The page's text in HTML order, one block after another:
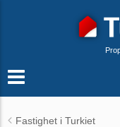
Fastighet i Turkiet